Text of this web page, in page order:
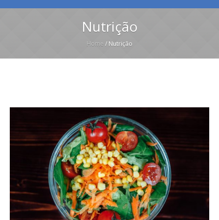
Nutrição
Home / Nutrição